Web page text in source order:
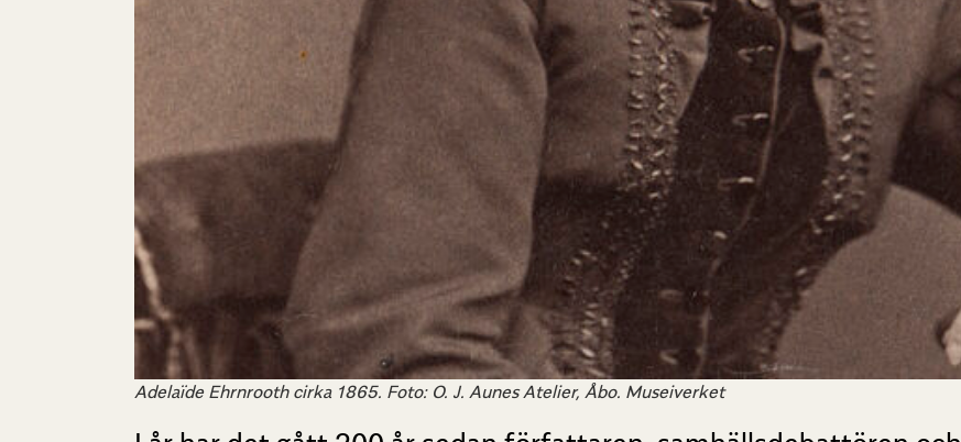
Adelaïde Ehrnrooth cirka 1865. Foto: O. J. Aunes Atelier, Åbo. Museiverket